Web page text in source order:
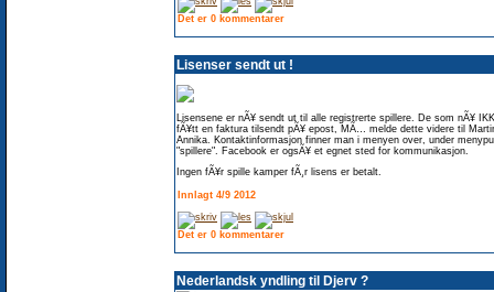
Det er 0 kommentarer
Lisenser sendt ut !
Lisensene er nÃ¥ sendt ut til alle registrerte spillere. De som nÃ¥
fÃ¥tt en faktura tilsendt pÃ¥ epost, MÃ… melde dette videre til
Annika. Kontaktinformasjon finner man i menyen over, under
"spillere". Facebook er ogsÃ¥ et egnet sted for kommunikasjon.
Ingen fÃ¥r spille kamper fÃ¸r lisens er betalt.
Innlagt 4/9 2012
Det er 0 kommentarer
Nederlandsk yndling til Djerv ?